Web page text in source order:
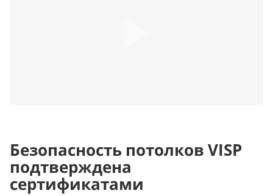
Безопасность потолков VISP
подтверждена
сертификатами